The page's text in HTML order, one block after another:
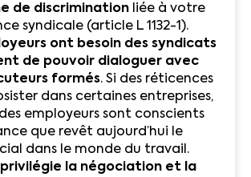
de discrimination liée à votre
syndicale (article L 1132-1).
ont besoin des syndicats
de pouvoir dialoguer avec
formés. Si des réticences
dans certaines entreprises,
employeurs sont conscients
que revêt aujourd’hui le
dans le monde du travail.
privilégie la négociation et la